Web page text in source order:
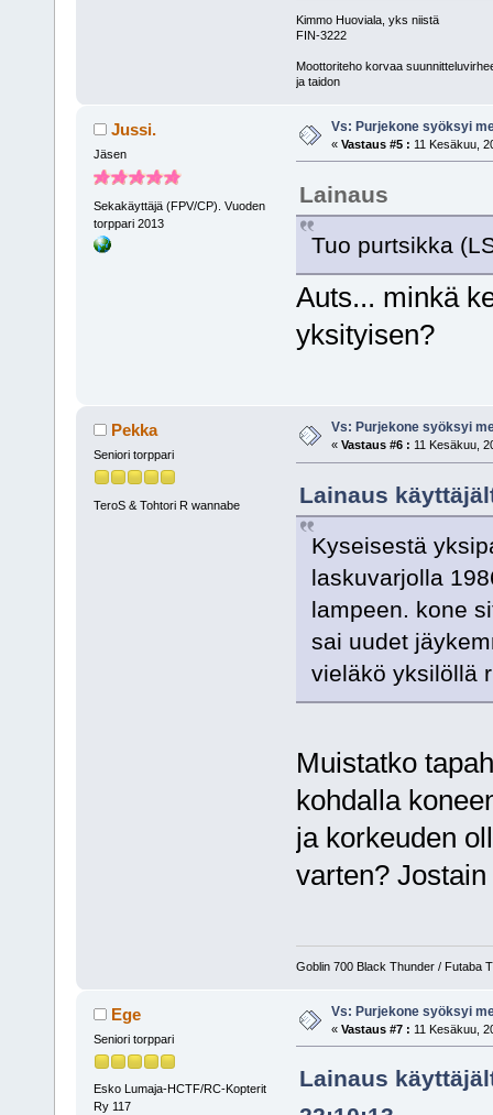
Kimmo Huoviala, yks niistä
FIN-3222
Moottoriteho korvaa
ja taidon
Jussi.
Jäsen
Sekakäyttäjä (FPV/CP). Vuoden
torppari 2013
Vs: Purjekone syöksyi
« Vastaus #5 : 11 Kesäkuu,
Lainaus
Tuo purtsikka
Auts... minkä
yksityisen?
Pekka
Seniori torppari
TeroS & Tohtori R wannabe
Vs: Purjekone syöksyi
« Vastaus #6 : 11 Kesäkuu,
Lainaus
Kyseisestä
laskuvarjolla
lampeen. kone
sai uudet
vieläkö yksilöllä
Muistatko
kohdalla
ja korkeuden
varten?
Goblin 700 Black Thunder / Futaba
Ege
Seniori torppari
Esko Lumaja-HCTF/RC-Kopterit
Ry 117
Vs: Purjekone syöksyi
« Vastaus #7 : 11 Kesäkuu,
Lainaus